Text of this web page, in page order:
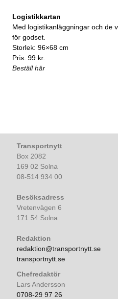
Logistikkartan
Med logistikanläggningar och de
för godset.
Storlek: 96×68 cm
Pris: 99 kr.
Beställ här
Transportnytt
Box 2082
169 02 Solna
08-514 934 00
Besöksadress
Vretenvägen 6
171 54 Solna
Redaktion
redaktion@transportnytt.se
transportnytt.se
Chefredaktör
Lars Andersson
0708-29 97 26